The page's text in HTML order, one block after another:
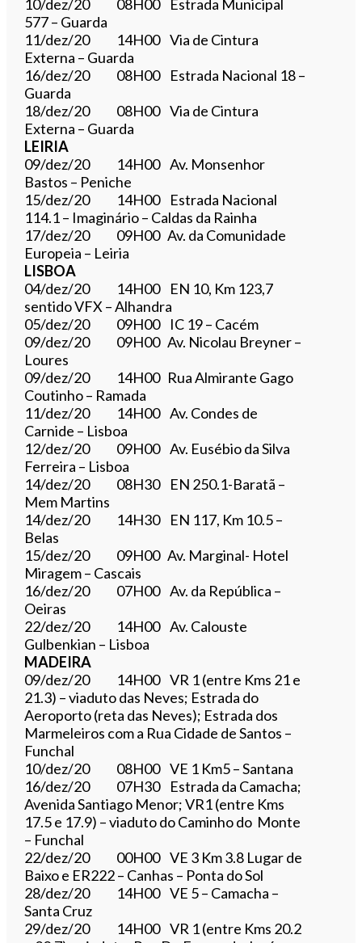
10/dez/20 08H00 Estrada Municipal
577 – Guarda
11/dez/20 14H00 Via de Cintura
Externa – Guarda
16/dez/20 08H00 Estrada Nacional 18 –
Guarda
18/dez/20 08H00 Via de Cintura
Externa – Guarda
LEIRIA
09/dez/20 14H00 Av. Monsenhor
Bastos – Peniche
15/dez/20 14H00 Estrada Nacional
114.1 – Imaginário – Caldas da Rainha
17/dez/20 09H00 Av. da Comunidade
Europeia – Leiria
LISBOA
04/dez/20 14H00 EN 10, Km 123,7
sentido VFX – Alhandra
05/dez/20 09H00 IC 19 – Cacém
09/dez/20 09H00 Av. Nicolau Breyner –
Loures
09/dez/20 14H00 Rua Almirante Gago
Coutinho – Ramada
11/dez/20 14H00 Av. Condes de
Carnide – Lisboa
12/dez/20 09H00 Av. Eusébio da Silva
Ferreira – Lisboa
14/dez/20 08H30 EN 250.1-Baratã –
Mem Martins
14/dez/20 14H30 EN 117, Km 10.5 –
Belas
15/dez/20 09H00 Av. Marginal- Hotel
Miragem – Cascais
16/dez/20 07H00 Av. da República –
Oeiras
22/dez/20 14H00 Av. Calouste
Gulbenkian – Lisboa
MADEIRA
09/dez/20 14H00 VR 1 (entre Kms 21 e
21.3) – viaduto das Neves; Estrada do
Aeroporto (reta das Neves); Estrada dos
Marmeleiros com a Rua Cidade de Santos –
Funchal
10/dez/20 08H00 VE 1 Km5 – Santana
16/dez/20 07H30 Estrada da Camacha;
Avenida Santiago Menor; VR1 (entre Kms
17.5 e 17.9) – viaduto do Caminho do Monte
– Funchal
22/dez/20 00H00 VE 3 Km 3.8 Lugar de
Baixo e ER222 – Canhas – Ponta do Sol
28/dez/20 14H00 VE 5 – Camacha –
Santa Cruz
29/dez/20 14H00 VR 1 (entre Kms 20.2